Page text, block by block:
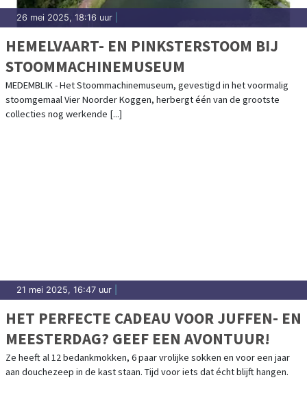
26 mei 2025, 18:16 uur
HEMELVAART- EN PINKSTERSTOOM BIJ
STOOMMACHINEMUSEUM
MEDEMBLIK - Het Stoommachinemuseum, gevestigd in het voormalig
stoomgemaal Vier Noorder Koggen, herbergt één van de grootste
collecties nog werkende [...]
21 mei 2025, 16:47 uur
HET PERFECTE CADEAU VOOR JUFFEN- EN
MEESTERDAG? GEEF EEN AVONTUUR!
Ze heeft al 12 bedankmokken, 6 paar vrolijke sokken en voor een jaar
aan douchezeep in de kast staan. Tijd voor iets dat écht blijft hangen.